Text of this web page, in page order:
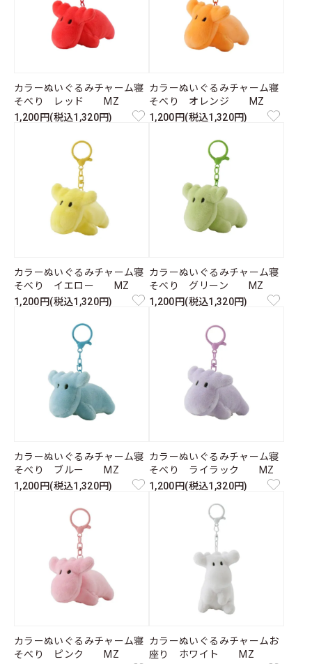
カラーぬいぐるみチャーム寝
そべり レッド MZ
1,200円(税込1,320円)
カラーぬいぐるみチャーム寝
そべり オレンジ MZ
1,200円(税込1,320円)
カラーぬいぐるみチャーム寝
そべり イエロー MZ
1,200円(税込1,320円)
カラーぬいぐるみチャーム寝
そべり グリーン MZ
1,200円(税込1,320円)
カラーぬいぐるみチャーム寝
そべり ブルー MZ
1,200円(税込1,320円)
カラーぬいぐるみチャーム寝
そべり ライラック MZ
1,200円(税込1,320円)
カラーぬいぐるみチャーム寝
そべり ピンク MZ
カラーぬいぐるみチャームお
座り ホワイト MZ